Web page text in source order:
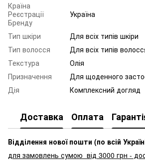
Країна
Реєстрації
Бренду
Україна
Тип шкіри
Для всіх типів шкіри
Тип волосся
Для всіх типів
Текстура
Олія
Призначення
Для щоденного
Дія
Комплексний догляд
Доставка Оплата
Відділення нової пошти (по всій
для замовлень сумою від 3000 грн -